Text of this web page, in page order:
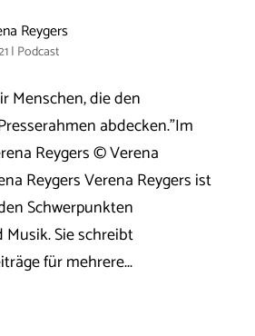
Reygers
| Podcast
Menschen, die den
abdecken."Im
Reygers © Verena
Reygers Verena Reygers ist
Schwerpunkten
Sie schreibt
für mehrere...